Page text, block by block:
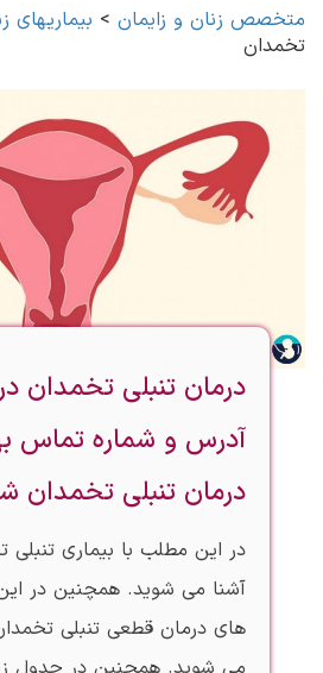
متخصص زنان و زایمان > بیماریهای
تخمدان
درمان تنبلی تخمدان
آدرس و شماره تماس
درمان تنبلی تخمدان
در این مطلب با بیماری تنبلی
آشنا می شوید. همچنین در
های درمان قطعی تنبلی